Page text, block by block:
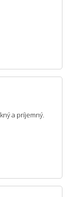
a príjemný.